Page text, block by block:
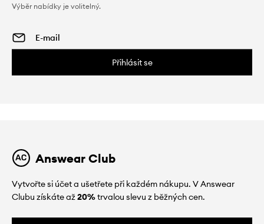
Výběr nabídky je volitelný.
Přihlásit se
Answear Club
Vytvořte si účet a ušetřete při každém nákupu. V Answear
Clubu získáte až20%trvalou slevu z běžných cen.